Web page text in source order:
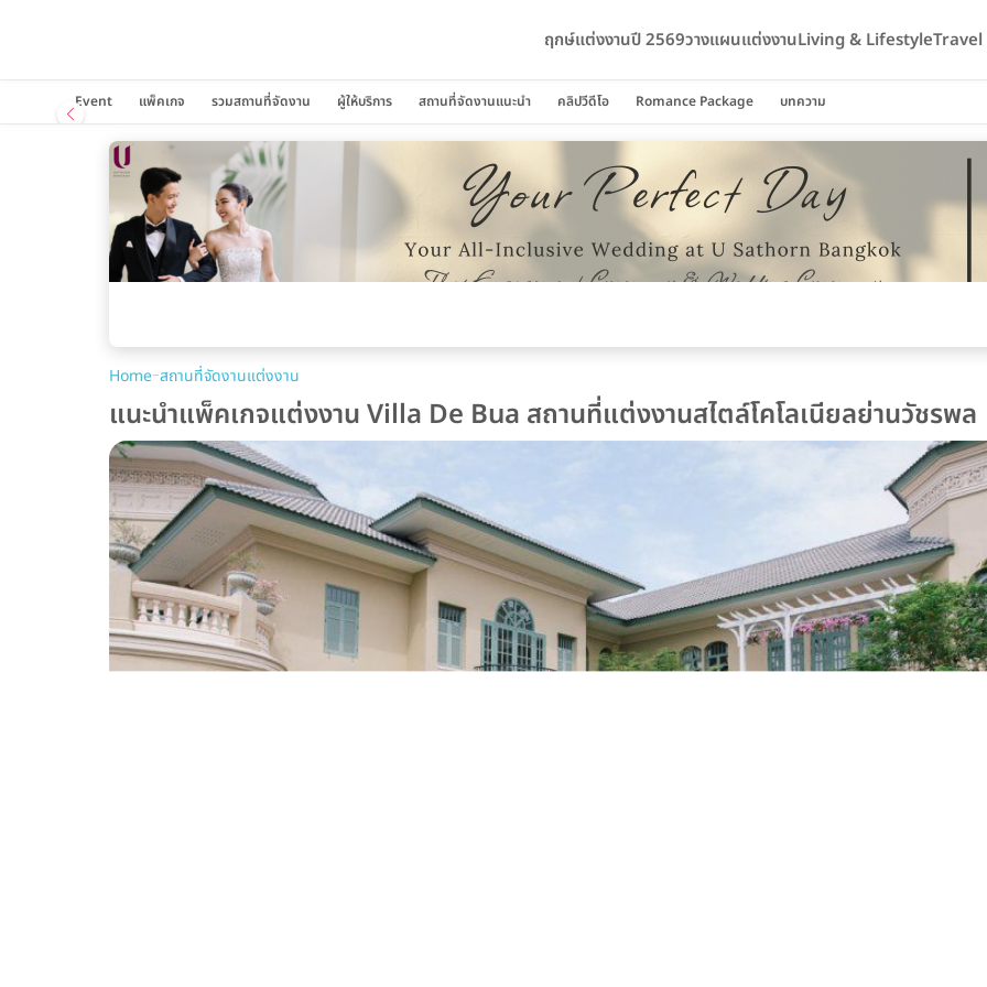
ฤกษ์แต่งงานปี 2569วางแผนแต่งงานLiving & Lifestyle
Event แพ็คเกจ รวมสถานที่จัดงาน ผู้ให้บริการ สถานที่จัดงานแนะนำ คลิปวีดีโอ Romance Package บทความ
Home–สถานที่จัดงานแต่งงาน
แนะนำแพ็คเกจแต่งงาน Villa De Bua สถานที่แต่งงานสไตล์โคโลเนียลย่านวัชรพล